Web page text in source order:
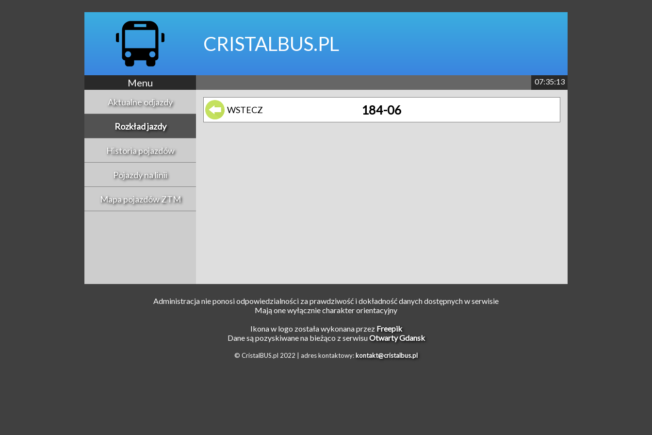
CRISTALBUS.PL
Menu 07:35:13
Aktualne odjazdy
Rozkład jazdy
Historia pojazdów
Pojazdy na linii
Mapa pojazdów ZTM
WSTECZ 184-06
Administracja nie ponosi odpowiedzialności za prawdziwość i dokładność danych dostępnych w serwisie
Mają one wyłącznie charakter orientacyjny
Ikona w logo została wykonana przez Freepik
Dane są pozyskiwane na bieżąco z serwisuOtwarty Gdansk
© CristalBUS.pl 2022 | adres kontaktowy: kontakt@cristalbus.pl